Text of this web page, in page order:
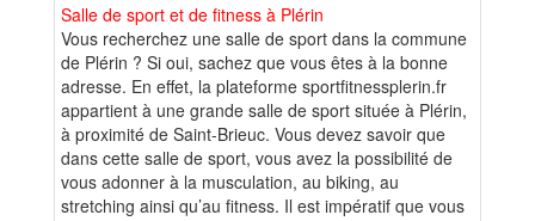
Salle de sport et de fitness à Plérin
Vous recherchez une salle de sport dans la commune
de Plérin ? Si oui, sachez que vous êtes à la bonne
adresse. En effet, la plateforme sportfitnessplerin.fr
appartient à une grande salle de sport située à Plérin,
à proximité de Saint-Brieuc. Vous devez savoir que
dans cette salle de sport, vous avez la possibilité de
vous adonner à la musculation, au biking, au
stretching ainsi qu’au fitness. Il est impératif que vous